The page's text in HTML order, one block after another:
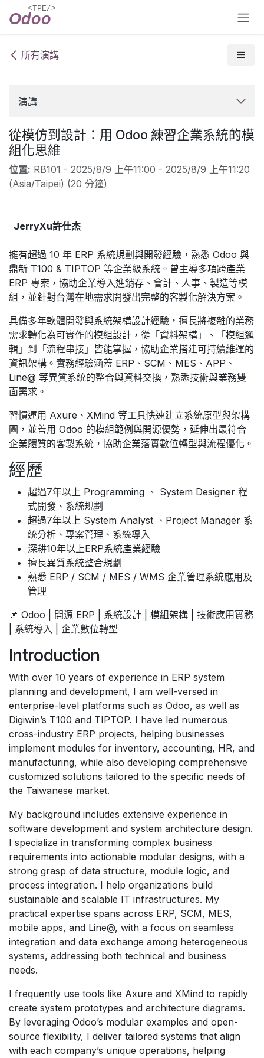
跳至內容
所有演講
演講
從模仿到設計：用 Odoo 練習企業系統的模
組化思維
位置: RB101 - 2025/8/9 上午11:00 - 2025/8/9 上午11:20
(Asia/Taipei) (20 分鐘)
JerryXu許仕杰
擁有超過 10 年 ERP 系統規劃與開發經驗，熟悉 Odoo 與
鼎新 T100 & TIPTOP 等企業級系統。曾主導多項跨產業
ERP 專案，協助企業導入進銷存、會計、人事、製造等模
組，並針對台灣在地需求開發出完整的客製化解決方案。
具備多年軟體開發與系統架構設計經驗，擅長將複雜的業務
需求轉化為可實作的模組設計，從「資料架構」、「模組邏
輯」到「流程串接」皆能掌握，協助企業搭建可持續維運的
資訊架構。實務經驗涵蓋 ERP、SCM、MES、APP、
Line@ 等異質系統的整合與資料交換，熟悉技術與業務雙
面需求。
習慣運用 Axure、XMind 等工具快速建立系統原型與架構
圖，並善用 Odoo 的模組範例與開源優勢，延伸出最符合
企業體質的客製系統，協助企業落實數位轉型與流程優化。
經歷
超過7年以上 Programming 、 System Designer 程
式開發、系統規劃
超過7年以上 System Analyst 、Project Manager 系
統分析、專案管理、系統導入
深耕10年以上ERP系統產業經驗
擅長異質系統整合規劃
熟悉 ERP / SCM / MES / WMS 企業管理系統應用及
管理
📌 Odoo | 開源 ERP | 系統設計 | 模組架構 | 技術應用實務
| 系統導入 | 企業數位轉型
Introduction
With over 10 years of experience in ERP system
planning and development, I am well-versed in
enterprise-level platforms such as Odoo, as well as
Digiwin’s T100 and TIPTOP. I have led numerous
cross-industry ERP projects, helping businesses
implement modules for inventory, accounting, HR, and
manufacturing, while also developing comprehensive
customized solutions tailored to the specific needs of
the Taiwanese market.
My background includes extensive experience in
software development and system architecture design.
I specialize in transforming complex business
requirements into actionable modular designs, with a
strong grasp of data structure, module logic, and
process integration. I help organizations build
sustainable and scalable IT infrastructures. My
practical expertise spans across ERP, SCM, MES,
mobile apps, and Line@, with a focus on seamless
integration and data exchange among heterogeneous
systems, addressing both technical and business
needs.
I frequently use tools like Axure and XMind to rapidly
create system prototypes and architecture diagrams.
By leveraging Odoo’s modular examples and open-
source flexibility, I deliver tailored systems that align
with each company’s unique operations, helping